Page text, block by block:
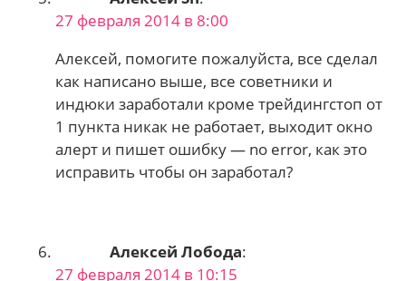
27 февраля 2014 в 8:00
Алексей, помогите пожалуйста, все сделал
как написано выше, все советники и
индюки заработали кроме трейдингстоп от
1 пункта никак не работает, выходит окно
алерт и пишет ошибку — no error, как это
исправить чтобы он заработал?
Алексей Лобода:
27 февраля 2014 в 10:15